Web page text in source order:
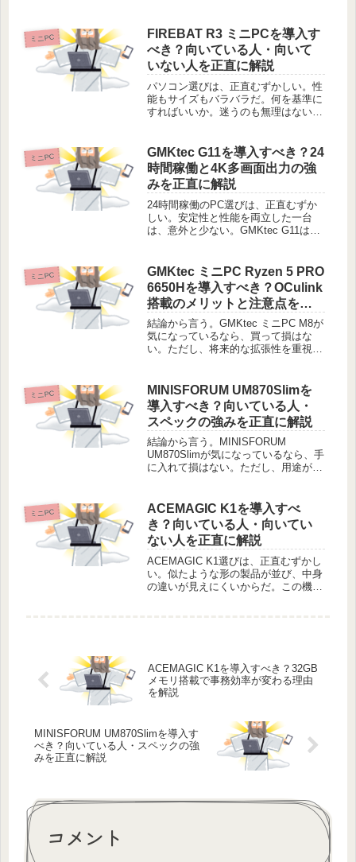
な性能を持つ。デスクを広く使いたい
人には、最適な選択肢だ。実際の使
用...
ミニPC
FIREBAT R3 ミニPCを導入す
べき？向いている人・向いて
いない人を正直に解説
パソコン選びは、正直むずかしい。性
能もサイズもバラバラだ。何を基準に
すればいいか。迷うのも無理はない。
の分、用途が明確だ。デスクを広く使
いたい人。古いPCから乗り換...
ミニPC
GMKtec G11を導入すべき？24
時間稼働と4K多画面出力の強
みを正直に解説
24時間稼働のPC選びは、正直むずか
しい。安定性と性能を両立した一台
は、意外と少ない。GMKtec G11は、
いる。自宅サーバーや業務用途で、真
価を発揮するはずだ。スペック...
ミニPC
GMKtec ミニPC Ryzen 5 PRO
6650Hを導入すべき？OCulink
搭載のメリットと注意点を正
直に解説
結論から言う。GMKtec ミニPC M8が
気になっているなら、買って損はな
い。ただし、将来的な拡張性を重視す
な贅沢な悩みを、この小さな箱が解決
する。最大4.5GHzで動く...
ミニPC
MINISFORUM UM870Slimを
導入すべき？向いている人・
スペックの強みを正直に解説
結論から言う。MINISFORUM
UM870Slimが気になっているなら、手
に入れて損はない。ただし、用途が明
いる。動画編集や多重タスクを、デス
クの隅で静かにこなしたい人...
ミニPC
ACEMAGIC K1を導入すべ
き？向いている人・向いてい
ない人を正直に解説
ACEMAGIC K1選びは、正直むずかし
い。似たような形の製品が並び、中身
の違いが見えにくいからだ。この機体
ACEMAGIC K1を導入すべき？32GB
メモリ搭載で事務効率が変わる理由
を解説
MINISFORUM UM870Slimを導入す
べき？向いている人・スペックの強
みを正直に解説
コメント